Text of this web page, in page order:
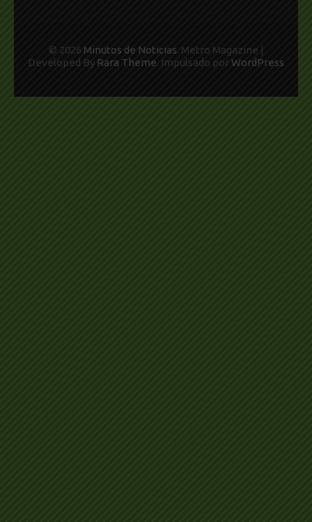
© 2026 Minutos de Noticias. Metro Magazine |
Developed By Rara Theme. Impulsado porWordPress